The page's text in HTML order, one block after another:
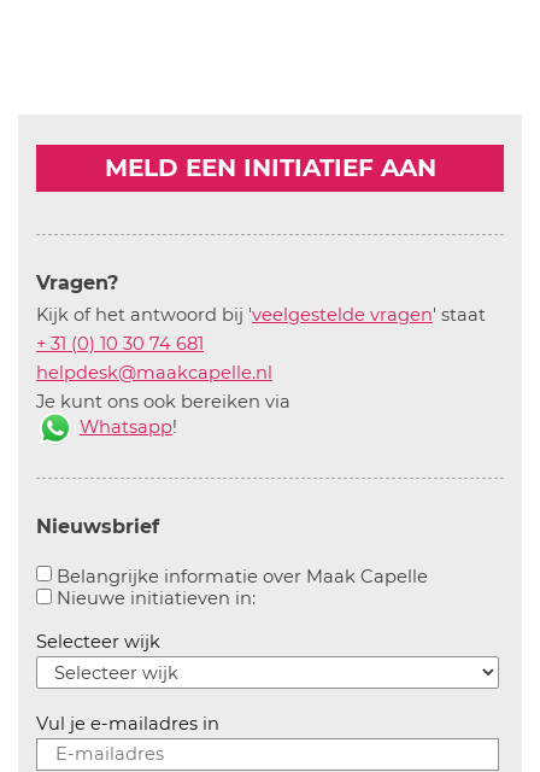
MELD EEN INITIATIEF AAN
Vragen?
Kijk of het antwoord bij 'veelgestelde vragen' staat
+ 31 (0) 10 30 74 681
helpdesk@maakcapelle.nl
Je kunt ons ook bereiken via
Whatsapp!
Nieuwsbrief
Belangrijke informatie over Maak CapelleAanvinken
Nieuwe initiatieven in:Aanvinken om informatie over
Selecteer wijk
Vul je e-mailadres in